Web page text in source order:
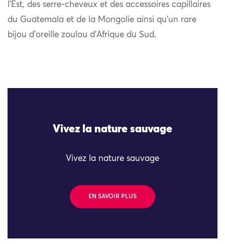
l’Est, des serre-cheveux et des accessoires capillaires
du Guatemala et de la Mongolie ainsi qu’un rare
bijou d’oreille zoulou d’Afrique du Sud.
Vivez la nature sauvage
Vivez la nature sauvage
EN SAVOIR PLUS